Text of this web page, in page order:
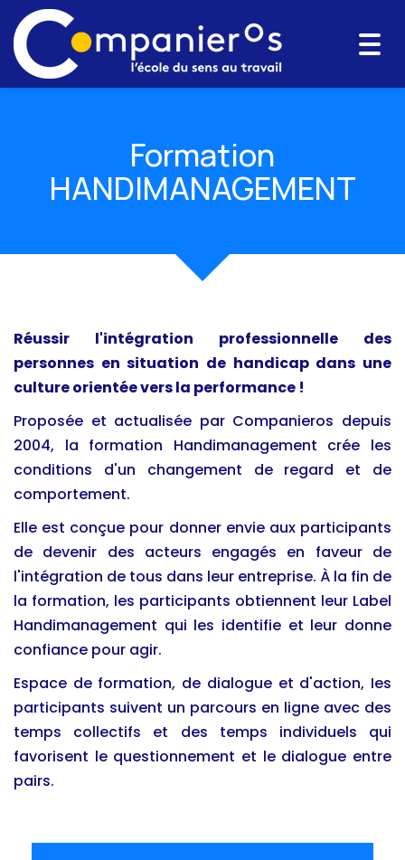
Formation
HANDIMANAGEMENT
Réussir l'intégration professionnelle des
personnes en situation de handicap dans une
culture orientée vers la performance !
Proposée et actualisée par Companieros depuis
2004, la formation Handimanagement crée les
conditions d'un changement de regard et de
comportement.
Elle est conçue pour donner envie aux participants
de devenir des acteurs engagés en faveur de
l'intégration de tous dans leur entreprise. À la fin de
la formation, les participants obtiennent leur Label
Handimanagement qui les identifie et leur donne
confiance pour agir.
Espace de formation, de dialogue et d'action, Ies
participants suivent un parcours en ligne avec des
temps collectifs et des temps individuels qui
favorisent le questionnement et le dialogue entre
pairs.